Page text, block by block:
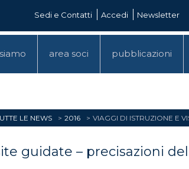
Sedi e Contatti Accedi Newsletter
area soci pubblicazioni
LE NEWS 2016 VIAGGI DI ISTRUZIONE E
guidate – precisazioni